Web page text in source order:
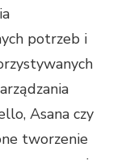
potrzeb i
Asana czy
tworzenie